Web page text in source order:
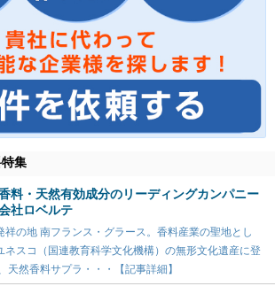
集
料・天然有効成分のリーディングカンパニー
社ロベルテ
祥の地 南フランス・グラース。香料産業の聖地とし
ネスコ（国連教育科学文化機構）の無形文化遺産に登
天然香料サプラ・・・【記事詳細】